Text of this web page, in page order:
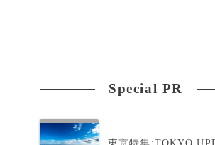
Special PR
東京特集:TOKYO